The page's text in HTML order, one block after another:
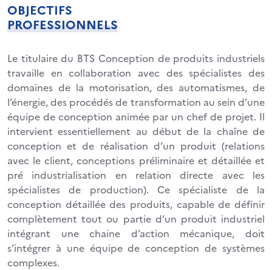
OBJECTIFS
PROFESSIONNELS
Le titulaire du BTS Conception de produits industriels
travaille en collaboration avec des spécialistes des
domaines de la motorisation, des automatismes, de
l’énergie, des procédés de transformation au sein d’une
équipe de conception animée par un chef de projet. Il
intervient essentiellement au début de la chaîne de
conception et de réalisation d’un produit (relations
avec le client, conceptions préliminaire et détaillée et
pré industrialisation en relation directe avec les
spécialistes de production). Ce spécialiste de la
conception détaillée des produits, capable de définir
complètement tout ou partie d’un produit industriel
intégrant une chaine d’action mécanique, doit
s’intégrer à une équipe de conception de systèmes
complexes.